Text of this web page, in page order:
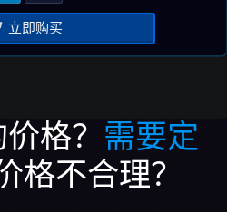
立即购买
格？ 需要定
格不合理？